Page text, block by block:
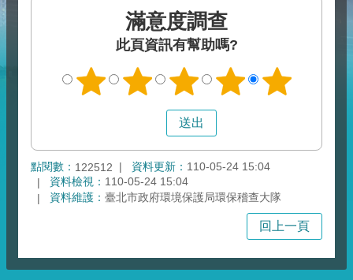
滿意度調查
此頁資訊有幫助嗎?
點閱數： 122512 資料更新： 110-05-24 15:04
資料檢視： 110-05-24 15:04
資料維護： 臺北市政府環境保護局環保稽查大隊
回上一頁